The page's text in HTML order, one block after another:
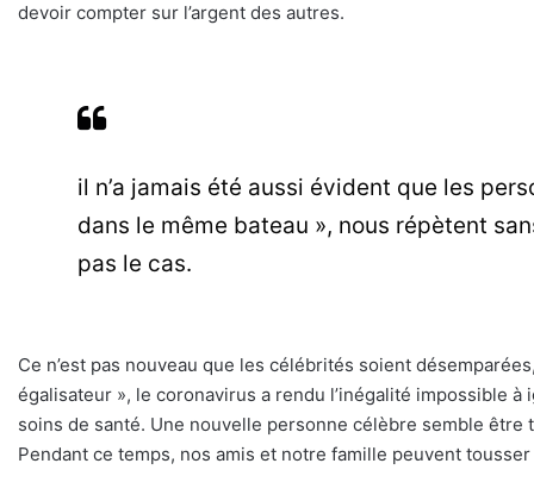
devoir compter sur l’argent des autres.
il n’a jamais été aussi évident que les
dans le même bateau », nous répètent
pas le cas.
Ce n’est pas nouveau que les célébrités soient
égalisateur », le coronavirus a rendu l’inégalité impossible à
soins de santé. Une nouvelle personne célèbre semble
Pendant ce temps, nos amis et notre famille peuvent